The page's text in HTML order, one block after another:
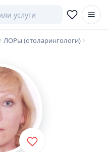
ЛОРы (отоларингологи)